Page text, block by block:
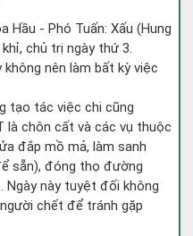
Hầu - Phó Tuấn: Xấu (Hung
chủ trị ngày thứ 3.
không nên làm bất kỳ việc
tạo tác việc chi cũng
là chôn cất và các vụ thuộc
đắp mồ mả, làm sanh
sẵn), đóng thọ đường
Ngày này tuyệt đối không
chết để tránh gặp